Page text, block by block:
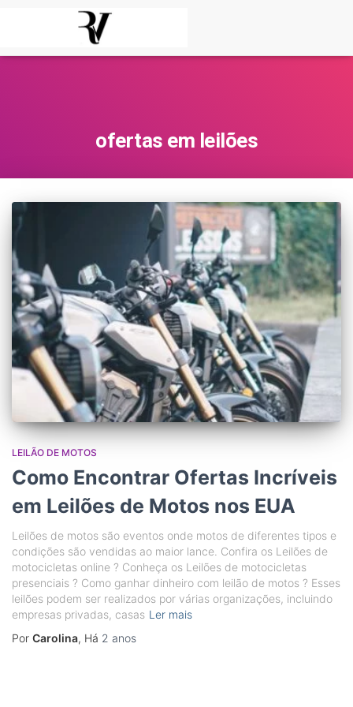
ofertas em leilões
LEILÃO DE MOTOS
Como Encontrar Ofertas Incríveis
em Leilões de Motos nos EUA
Leilões de motos são eventos onde motos de diferentes tipos e
condições são vendidas ao maior lance. Confira os Leilões de
motocicletas online ? Conheça os Leilões de motocicletas
presenciais ? Como ganhar dinheiro com leilão de motos ? Esses
leilões podem ser realizados por várias organizações, incluindo
empresas privadas, casas Ler mais
Por Carolina, Há 2 anos